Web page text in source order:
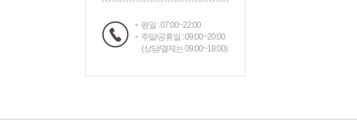
평일 : 07:00~22:00
주말/공휴일 : 09:00~20:00
(상담/결제는 09:00~18:00)